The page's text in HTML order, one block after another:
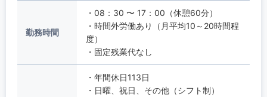
勤務時間
・08：30 〜 17：00（休憩60分）
・時間外労働あり（月平均10～20時間程
度）
・固定残業代なし
・年間休日113日
・日曜、祝日、その他（シフト制）